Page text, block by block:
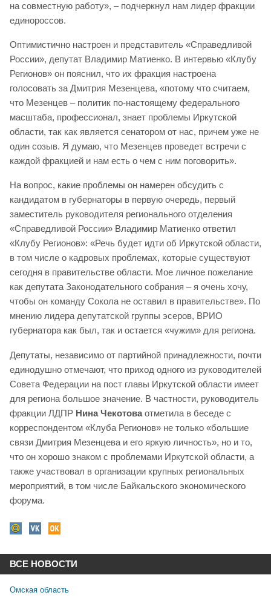
на совместную работу», – подчеркнул нам лидер фракции
единороссов.
Оптимистично настроен и представитель «Справедливой
России», депутат Владимир Матиенко. В интервью «Клубу
Регионов» он пояснил, что их фракция настроена
голосовать за Дмитрия Мезенцева, «потому что считаем,
что Мезенцев – политик по-настоящему федерального
масштаба, профессионал, знает проблемы Иркутской
области, так как является сенатором от нас, причем уже не
один созыв. Я думаю, что Мезенцев проведет встречи с
каждой фракцией и нам есть о чем с ним поговорить».
На вопрос, какие проблемы он намерен обсудить с
кандидатом в губернаторы в первую очередь, первый
заместитель руководителя регионального отделения
«Справедливой России» Владимир Матиенко ответил
«Клубу Регионов»: «Речь будет идти об Иркутской области,
в том числе о кадровых проблемах, которые существуют
сегодня в правительстве области. Мое личное пожелание
как депутата Законодательного собрания – я очень хочу,
чтобы он команду Сокола не оставил в правительстве». По
мнению лидера депутатской группы эсеров, ВРИО
губернатора как был, так и остается «чужим» для региона.
Депутаты, независимо от партийной принадлежности, почти
единодушно отмечают, что приход одного из руководителей
Совета Федерации на пост главы Иркутской области имеет
для региона большое значение. В частности, руководитель
фракции ЛДПР Нина Чекотоваотметила в беседе с
корреспондентом «Клуба Регионов» не только «большие
связи Дмитрия Мезенцева и его яркую личность», но и то,
что он хорошо знаком с проблемами Иркутской области, а
также участвовал в организации крупных региональных
мероприятий, в том числе Байкальского экономического
форума.
ВСЕ НОВОСТИ
Омская область